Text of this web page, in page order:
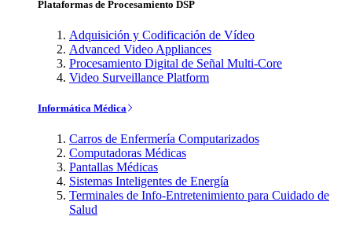
Plataformas de Procesamiento DSP
Adquisición y Codificación de Vídeo
Advanced Video Appliances
Procesamiento Digital de Señal Multi-Core
Video Surveillance Platform
Informática Médica
Carros de Enfermería Computarizados
Computadoras Médicas
Pantallas Médicas
Sistemas Inteligentes de Energía
Terminales de Info-Entretenimiento para Cuidado de
Salud